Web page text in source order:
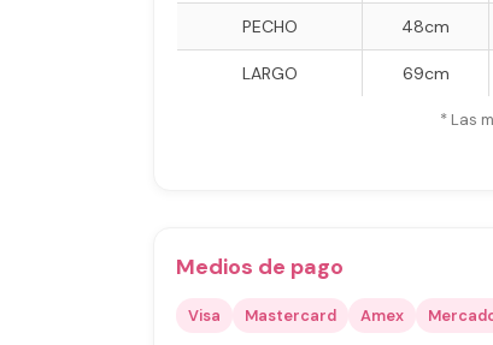
PECHO 48cm
LARGO 69cm
* Las
Medios de pago
Visa Mastercard Amex